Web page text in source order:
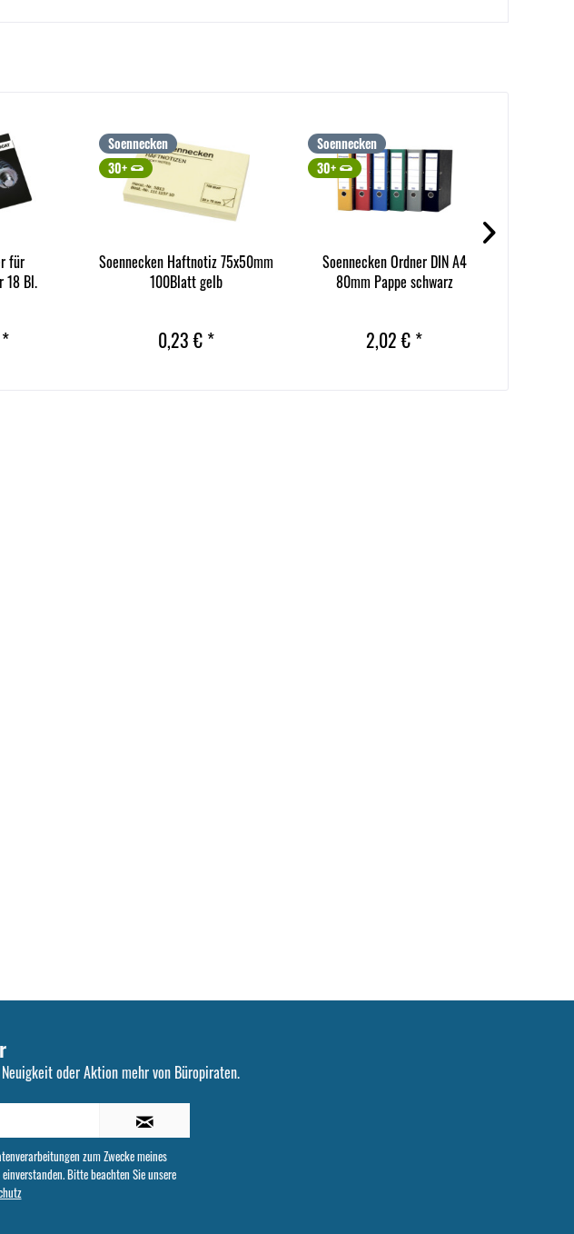
für
18 Bl.
Soennecken
30+
Soennecken Haftnotiz 75x50mm
100Blatt gelb
0,23 € *
Soennecken
30+
Soennecken Ordner DIN A4
80mm Pappe schwarz
2,02 € *
oder Aktion mehr von Büropiraten.
zum Zwecke meines
Bitte beachten Sie unsere